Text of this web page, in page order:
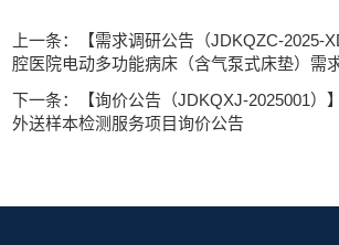
上一条：【需求调研公告（JDKQZC-2025-
腔医院电动多功能病床（含气泵式床垫）需
下一条：【询价公告（JDKQXJ-2025001）
外送样本检测服务项目询价公告